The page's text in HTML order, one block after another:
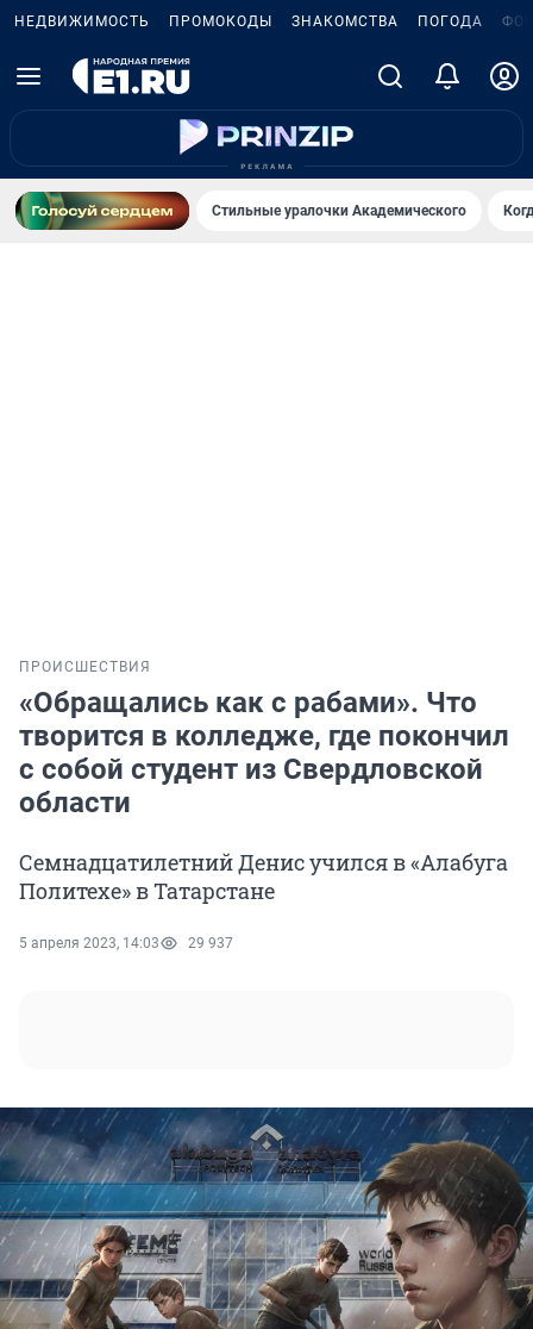
НЕДВИЖИМОСТЬ ПРОМОКОДЫ ЗНАКОМСТВА ПОГОДА
Стильные уралочки Академического
ПРОИСШЕСТВИЯ
«Обращались как с рабами». Что
творится в колледже, где покончил
с собой студент из Свердловской
области
Семнадцатилетний Денис учился в «Алабуга
Политехе» в Татарстане
5 апреля 2023, 14:03 29 937